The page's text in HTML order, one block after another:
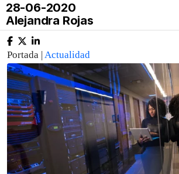
28-06-2020
Alejandra Rojas
Portada |Actualidad